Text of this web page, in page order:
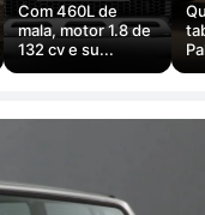
Com 460L de
mala, motor 1.8 de
132 cv e su...